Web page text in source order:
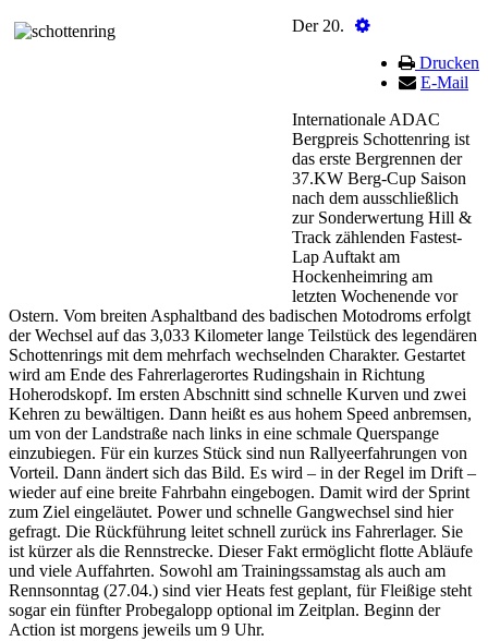
Drucken
E-Mail
Der 20.
Internationale ADAC
Bergpreis Schottenring ist
das erste Bergrennen der
37.KW Berg-Cup Saison
nach dem ausschließlich
zur Sonderwertung Hill &
Track zählenden Fastest-
Lap Auftakt am
Hockenheimring am
letzten Wochenende vor
Ostern. Vom breiten Asphaltband des badischen Motodroms erfolgt
der Wechsel auf das 3,033 Kilometer lange Teilstück des legendären
Schottenrings mit dem mehrfach wechselnden Charakter. Gestartet
wird am Ende des Fahrerlagerortes Rudingshain in Richtung
Hoherodskopf. Im ersten Abschnitt sind schnelle Kurven und zwei
Kehren zu bewältigen. Dann heißt es aus hohem Speed anbremsen,
um von der Landstraße nach links in eine schmale Querspange
einzubiegen. Für ein kurzes Stück sind nun Rallyeerfahrungen von
Vorteil. Dann ändert sich das Bild. Es wird – in der Regel im Drift –
wieder auf eine breite Fahrbahn eingebogen. Damit wird der Sprint
zum Ziel eingeläutet. Power und schnelle Gangwechsel sind hier
gefragt. Die Rückführung leitet schnell zurück ins Fahrerlager. Sie
ist kürzer als die Rennstrecke. Dieser Fakt ermöglicht flotte Abläufe
und viele Auffahrten. Sowohl am Trainingssamstag als auch am
Rennsonntag (27.04.) sind vier Heats fest geplant, für Fleißige steht
sogar ein fünfter Probegalopp optional im Zeitplan. Beginn der
Action ist morgens jeweils um 9 Uhr.